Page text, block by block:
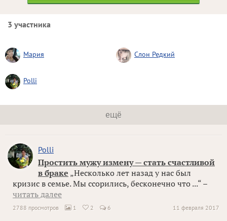
3 участника
Мария Слон Редкий
Polli
ещё
Polli
Простить мужу измену — стать счастливой
в браке „Несколько лет назад у нас был
кризис в семье. Мы ссорились, бесконечно что ...“ –
читать далее
11 февраля 2017
2788 просмотров  1  2 6